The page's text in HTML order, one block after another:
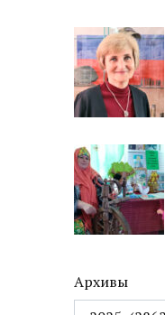
Архивы